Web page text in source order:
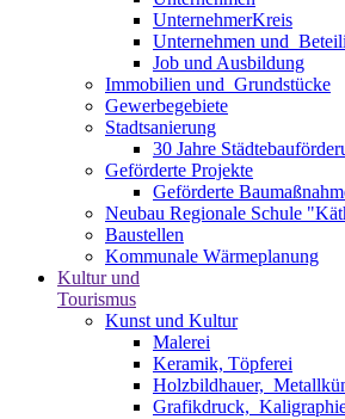
UnternehmerKreis
Unternehmen und
Job und Ausbildung
Immobilien und ­ Grundstücke
Gewerbegebiete
Stadtsanierung
30 Jahre
Geförderte Projekte
Geförderte
Neubau Regionale Schule
Baustellen
Kommunale Wärmeplanung
Kultur und
Tourismus
Kunst und Kultur
Malerei
Keramik, Töpferei
Holzbildhauer,
Grafikdruck,